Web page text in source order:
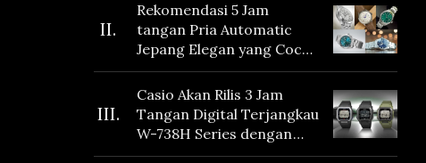
II.
Rekomendasi 5 Jam
tangan Pria Automatic
Jepang Elegan yang Cocok
Dikoleksi di 2026
III.
Casio Akan Rilis 3 Jam
Tangan Digital Terjangkau
W-738H Series dengan
Masa Baterai 10 Tahun